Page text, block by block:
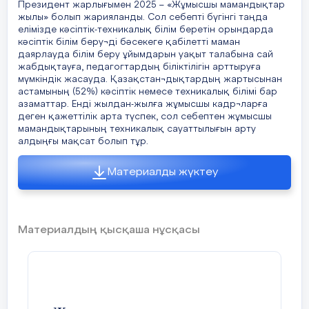
Президент жарлығымен 2025 – «Жұмысшы мамандықтар
жылы» болып жарияланды. Сол себепті бүгінгі таңда
елімізде кәсіптік-техникалық білім беретін орындарда
кәсіптік білім беру¬ді бәсекеге қабілетті маман
даярлауда білім беру ұйымдарын уақыт талабына сай
жабдықтауға, педагогтардың біліктілігін арттыруға
мүмкіндік жасауда. Қазақстан¬дықтардың жартысынан
астамының (52%) кәсіптік немесе техникалық білімі бар
азаматтар. Енді жылдан-жылға жұмысшы кадр¬ларға
деген қажеттілік арта түспек, сол себептен жұмысшы
мамандықтарының техникалық сауаттылығын арту
алдыңғы мақсат болып тұр.
Материалды жүктеу
Материалдың қысқаша нұсқасы